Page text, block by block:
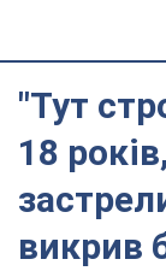
"Тут
18
викрив